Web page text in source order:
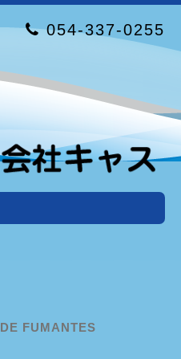
054-337-0255
FUMANTES